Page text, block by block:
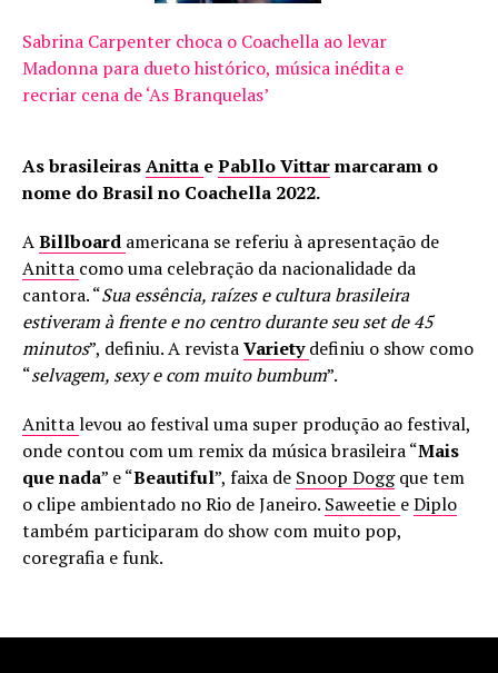
Sabrina Carpenter choca o Coachella ao levar
Madonna para dueto histórico, música inédita e
recriar cena de ‘As Branquelas’
As brasileirasAnitta ePabllo Vittarmarcaram o
nome do Brasil no Coachella 2022.
ABillboard americana se referiu à apresentação de
Anitta como uma celebração da nacionalidade da
cantora. “Sua essência, raízes e cultura brasileira
estiveram à frente e no centro durante seu set de 45
minutos”, definiu. A revistaVarietydefiniu o show como
“selvagem, sexy e com muito bumbum”.
Anittalevou ao festival uma super produção ao festival,
onde contou com um remix da música brasileira “Mais
que nada” e “Beautiful”, faixa de Snoop Doggque tem
o clipe ambientado no Rio de Janeiro. Saweetie eDiplo
também participaram do show com muito pop,
coregrafia e funk.